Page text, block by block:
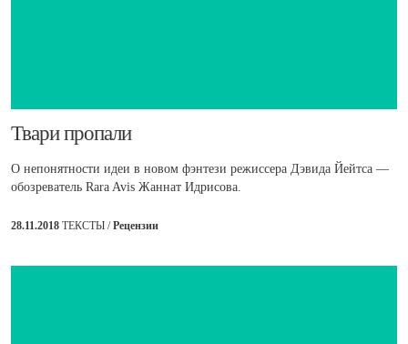
Твари пропали
О непонятности идеи в новом фэнтези режиссера Дэвида Йейтса —
обозреватель Rara Avis Жаннат Идрисова.
28.11.2018 ТЕКСТЫ /Рецензии